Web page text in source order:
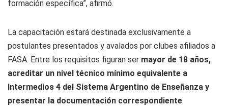
formación específica”, afirmó.
La capacitación estará destinada exclusivamente a
postulantes presentados y avalados por clubes afiliados a
FASA. Entre los requisitos figuran ser mayor de 18 años,
acreditar un nivel técnico mínimo equivalente a
Intermedios 4 del Sistema Argentino de Enseñanza y
presentar la documentación correspondiente.